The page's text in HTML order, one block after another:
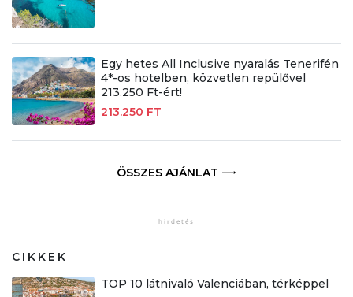
Egy hetes All Inclusive nyaralás Tenerifén
4*-os hotelben, közvetlen repülővel
213.250 Ft-ért!
213.250 FT
ÖSSZES AJÁNLAT
CIKKEK
TOP 10 látnivaló Valenciában, térképpel